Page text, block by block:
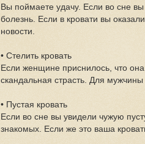
Вы поймаете удачу. Если во сне вы
болезнь. Если в кровати вы
новости.
• Стелить кровать
Если женщине приснилось, что она
скандальная страсть. Для
• Пустая кровать
Если во сне вы увидели чужую
знакомых. Если же это ваша